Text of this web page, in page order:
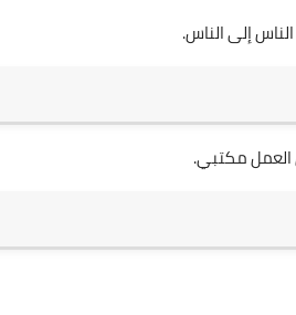
إلى الناس.
العمل مكتبي.